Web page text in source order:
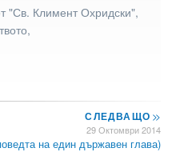
"Св. Климент Охридски",
СЛЕДВАЩО>>
29 Октомври 2014
на един държавен глава)